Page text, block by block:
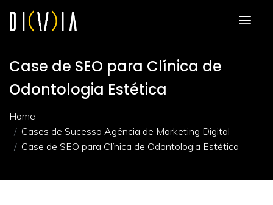
Case de SEO para Clínica de
Odontologia Estética
Home
Cases de Sucesso Agência de Marketing Digital
Case de SEO para Clínica de Odontologia Estética